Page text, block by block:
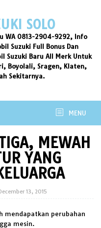
SOLO
WA 0813-2904-9292, Info
Suzuki Full Bonus Dan
Suzuki Baru All Merk Untuk
Boyolali, Sragen, Klaten,
Sekitarnya.
MENU
MEWAH
YANG
13, 2015
mendapatkan perubahan
mesin.